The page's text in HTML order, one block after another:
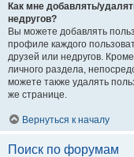
Как мне добавлять/
недругов?
Вы можете добавлять
профиле каждого
друзей или недругов.
личного раздела,
можете также удалять
же странице.
Вернуться к началу
Поиск по форумам